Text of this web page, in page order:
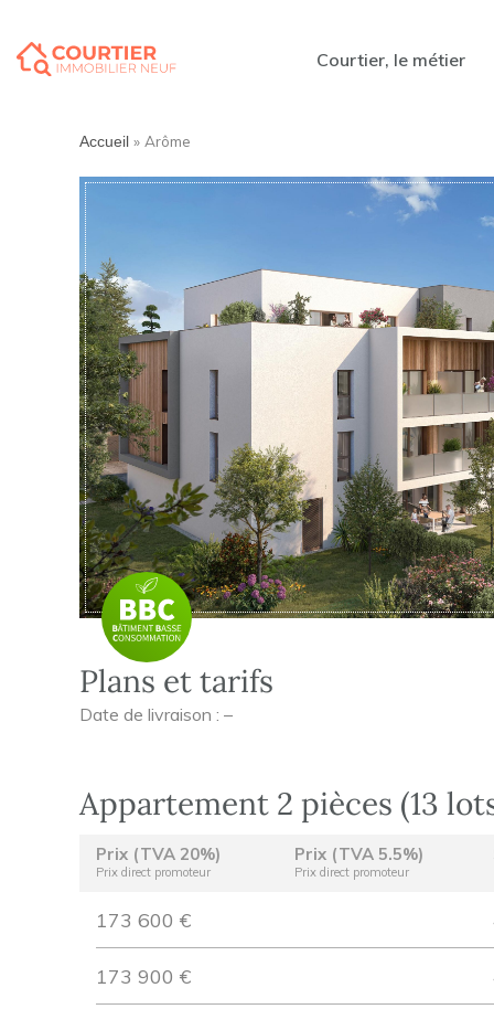
Courtier, le métier
Accueil » Arôme
Plans et tarifs
Date de livraison : –
Appartement 2 pièces (13
Prix (TVA 20%)
Prix direct promoteur
Prix (TVA 5.5%)
Prix direct promoteur
173 600 €
173 900 €